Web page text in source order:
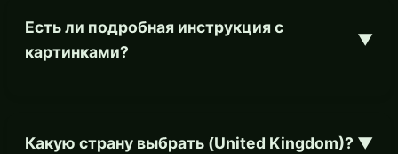
Есть ли подробная инструкция с
картинками?
▼
Какую страну выбрать (United Kingdom)? ▼